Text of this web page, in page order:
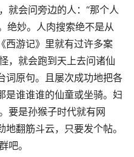
就会问旁边的人：“那个人
绝妙。人肉搜索绝不是从
西游记》里就有过许多案
，就会跑到天上去问诸仙
词原句。且屡次成功地把各
是谁谁谁的仙童或坐骑。妇
要是孙猴子时代就有网
翻筋斗云，只要发个帖。
吧。